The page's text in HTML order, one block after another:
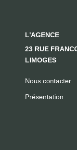
L'AGENCE
23 RUE
LIMOGES
Nous contacter
Présentation